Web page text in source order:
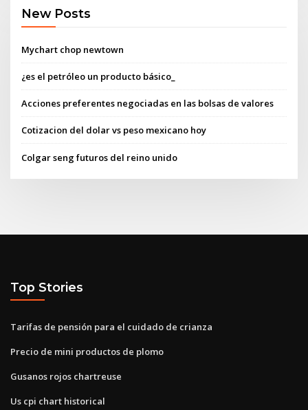
New Posts
Mychart chop newtown
¿es el petróleo un producto básico_
Acciones preferentes negociadas en las bolsas de valores
Cotizacion del dolar vs peso mexicano hoy
Colgar seng futuros del reino unido
Top Stories
Tarifas de pensión para el cuidado de crianza
Precio de mini productos de plomo
Gusanos rojos chartreuse
Us cpi chart historical